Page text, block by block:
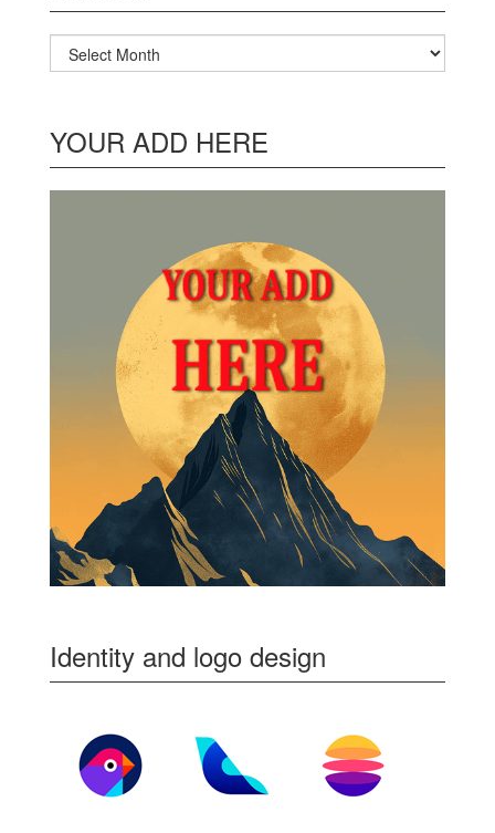
Archives
YOUR ADD HERE
Identity and logo design